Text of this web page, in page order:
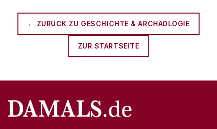
← ZURÜCK ZU GESCHICHTE & ARCHÄOLOGIE
ZUR STARTSEITE